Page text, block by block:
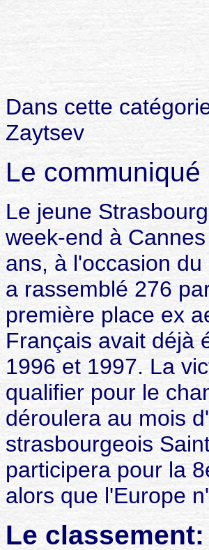
Dans cette
Zaytsev
Le
Le jeune
week-end à
ans, à l'occasion
a rassemblé 276
première place ex
Français avait déjà
1996 et 1997. La
qualifier pour le
déroulera au mois
strasbourgeois
participera pour la
alors que l'Europe
Le classement: